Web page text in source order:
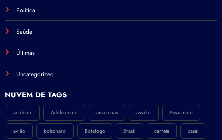
Política
Saúde
Últimas
Uncategorized
NÚVEM DE TAGS
acidente Adolescente amazonas assalto Assasinato
avião bolsonaro Botafogo Brasil carreta casal